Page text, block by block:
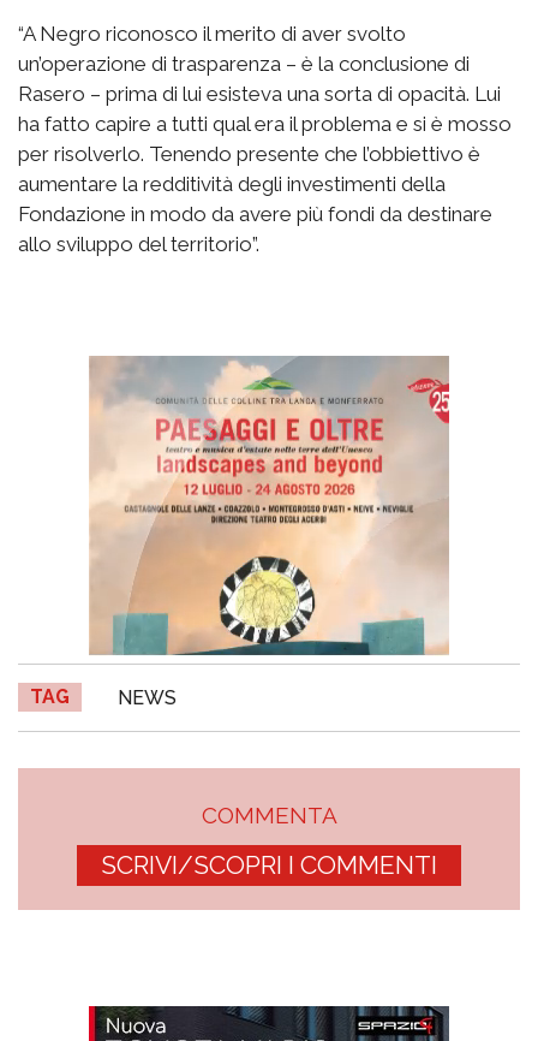
“A Negro riconosco il merito di aver svolto
un’operazione di trasparenza – è la conclusione di
Rasero – prima di lui esisteva una sorta di opacità. Lui
ha fatto capire a tutti qual era il problema e si è mosso
per risolverlo. Tenendo presente che l’obbiettivo è
aumentare la redditività degli investimenti della
Fondazione in modo da avere più fondi da destinare
allo sviluppo del territorio”.
TAG NEWS
COMMENTA
SCRIVI/SCOPRI I COMMENTI